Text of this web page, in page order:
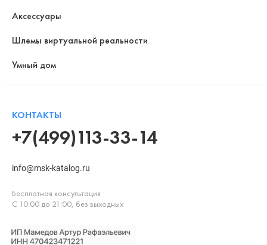
Аксессуары
Шлемы виртуальной реальности
Умный дом
КОНТАКТЫ
+7(499)113-33-14
info@msk-katalog.ru
Бесплатная консультация
С 10:00 до 21:00, без выходных